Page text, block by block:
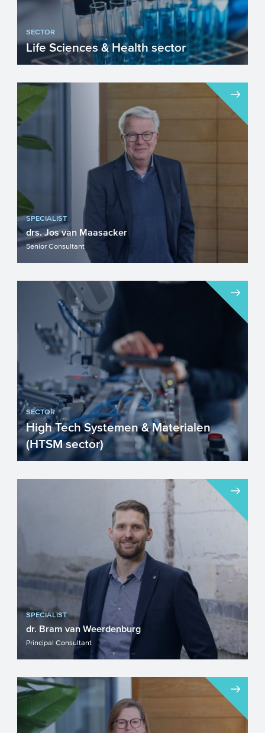
SECTOR
Life Sciences & Health sector
In de Nederlandse gezondheidszorg is
het vanzelfsprekend dat men zich richt op
de persoon en niet op...
SPECIALIST
drs. Jos van Maasacker
Senior Consultant
SECTOR
High Tech Systemen & Materialen
(HTSM sector)
toonaangevende High Tech sector.
Nederlandse High Tech materialen,
SPECIALIST
dr. Bram van Weerdenburg
Principal Consultant